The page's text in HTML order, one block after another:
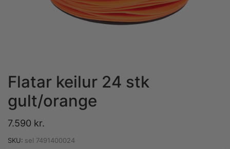
Flatar keilur 24 stk
gult/orange
7.590 kr.
SKU: sel 7491400024